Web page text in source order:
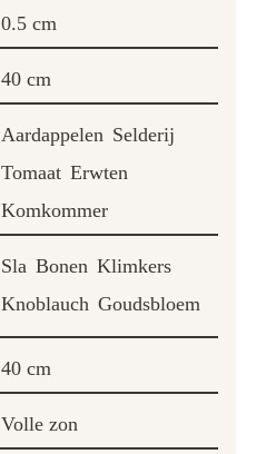
0.5 cm
40 cm
Aardappelen Selderij
Tomaat Erwten
Komkommer
Sla Bonen Klimkers
Knoblauch Goudsbloem
40 cm
Volle zon